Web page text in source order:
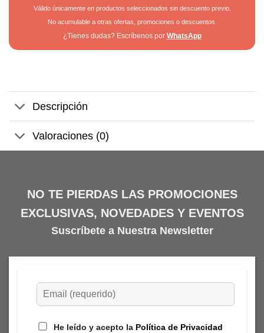
Válido únicamente en productos seleccionados sin descuento previo.
No acumulable a otras ofertas, promociones o descuentos.
¿Tienes dudas? Escríbenos por WhatsApp
Descripción
Valoraciones (0)
NO TE PIERDAS LAS PROMOCIONES
EXCLUSIVAS, NOVEDADES Y EVENTOS
Suscríbete a Nuestra Newsletter
He leído y acepto la Política de Privacidad